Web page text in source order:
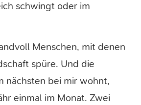
schwingt oder im
Menschen, mit denen
spüre. Und die
nächsten bei mir wohnt,
einmal im Monat. Zwei